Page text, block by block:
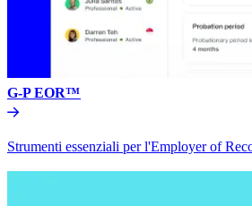
G-P EOR™​​
Strumenti essenziali per l'Employer of